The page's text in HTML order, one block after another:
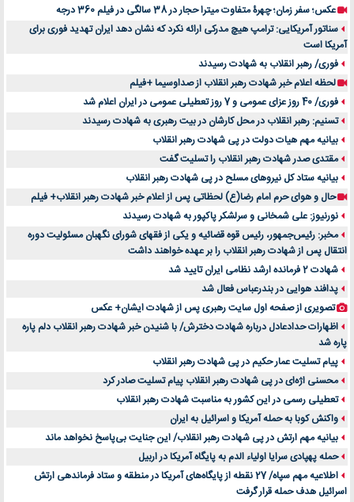
عکس؛ سفر زمان؛ چهرۀ متفاوت میترا حجار در 38 سالگی در فیلم 360 درجه
سناتور آمریکایی: ترامپ هیچ مدرکی ارائه نکرد که نشان دهد ایران تهدید فوری برای
آمریکا است
فوری/ رهبر انقلاب به شهادت رسیدند
لحظه اعلام خبر شهادت رهبر انقلاب از صداوسیما +فیلم
فوری/ 40 روز عزای عمومی و 7 روز تعطیلی عمومی در ایران اعلام شد
تسنیم: رهبر انقلاب در محل کارشان در بیت رهبری به شهادت رسیدند
بیانیه مهم هیات دولت در پی شهادت رهبر انقلاب
مقتدی صدر شهادت رهبر انقلاب را تسلیت گفت
بیانیه ستاد کل نیروهای مسلح در پی شهادت رهبر انقلاب
حال و هوای حرم امام رضا(ع) لحظاتی پس از اعلام خبر شهادت رهبر انقلاب+ فیلم
نورنیوز: علی شمخانی و سرلشکر پاکپور به شهادت رسیدند
مخبر: رئیس‌جمهور، رئیس قوه ‌قضائیه و یکی از فقهای شورای نگهبان مسئولیت دوره
انتقال پس ‌از شهادت رهبر انقلاب را بر عهده خواهند داشت
شهادت 2 فرمانده ارشد نظامی ایران تایید شد
پدافند هوایی در بندرعباس فعال شد
تصویری از صفحه اول سایت رهبری پس از شهادت ایشان+ عکس
اظهارات حدادعادل درباره شهادت دخترش/ با شنیدن خبر شهادت رهبر انقلاب دلم پاره
پاره شد
پیام تسلیت عمار حکیم در پی شهادت رهبر انقلاب
محسنی اژه‌ای در پی شهادت رهبر انقلاب پیام تسلیت صادر کرد
تعطیلی رسمی در این کشور به مناسبت شهادت رهبر انقلاب
واکنش کوبا به حمله آمریکا و اسرائیل به ایران
بیانیه مهم ارتش در پی شهادت رهبر انقلاب/ این جنایت بی‌پاسخ نخواهد ماند
حمله پهپادی سرایا اولیاء الدم به پایگاه آمریکا در اربیل
اطلاعیه مهم سپاه/ 27 نقطه از پایگاه‌های آمریکا در منطقه و ستاد فرماندهی ارتش
اسرائیل هدف حمله قرار گرفت